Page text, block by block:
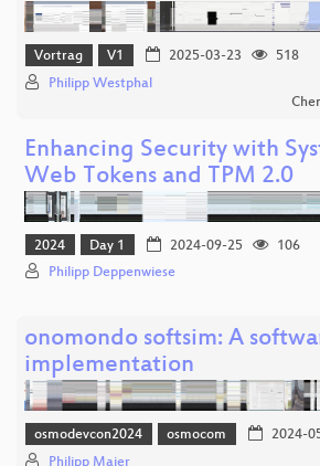
Vortrag V1 2025-03-23
518
Philipp Westphal
Enhancing Security with
Web Tokens and TPM 2.0
2024 Day 1 2024-09-25
106
Philipp Deppenwiese
onomondo softsim: A
implementation
osmodevcon2024 osmocom 2024-
Philipp Maier